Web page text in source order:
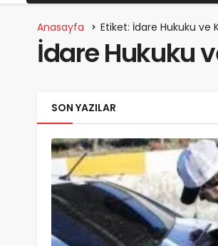
Anasayfa Etiket: İdare Hukuku ve
İdare Hukuku
SON YAZILAR